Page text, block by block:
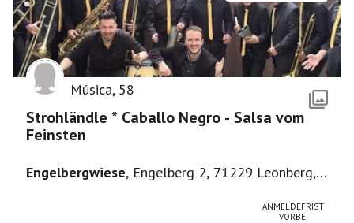
Música, 58
Strohländle * Caballo Negro - Salsa vom
Feinsten
Engelbergwiese, Engelberg 2, 71229 Leonberg,
ANMELDEFRIST
VORBEI